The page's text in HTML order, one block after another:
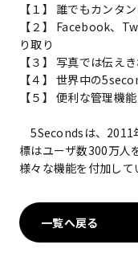
【１】 誰でもカンタ
【２】 Facebook、
り取り
【３】 写真では伝え
【４】 世界中の
【５】 便利な管理機能
5Secondsは、2011
標はユーザ数300万人
様々な機能を付加して
一覧へ戻る